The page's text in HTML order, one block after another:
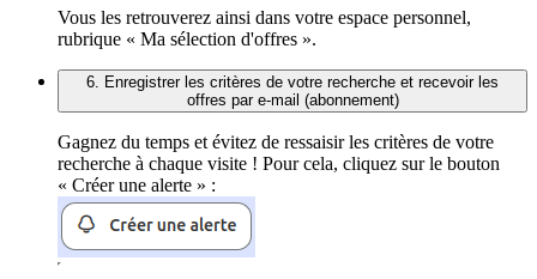
Vous les retrouverez ainsi dans votre espace personnel,
rubrique « Ma sélection d'offres ».
6. Enregistrer les critères de votre recherche et recevoir les
offres par e-mail (abonnement)
Gagnez du temps et évitez de ressaisir les critères de votre
recherche à chaque visite ! Pour cela, cliquez sur le bouton
« Créer une alerte » :